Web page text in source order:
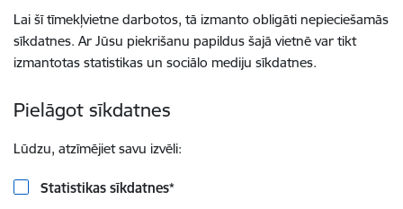
Lai šī tīmekļvietne darbotos, tā izmanto obligāti nepieciešamās
sīkdatnes. Ar Jūsu piekrišanu papildus šajā vietnē var tikt
izmantotas statistikas un sociālo mediju sīkdatnes.
Pielāgot sīkdatnes
Lūdzu, atzīmējiet savu izvēli:
Statistikas sīkdatnes*